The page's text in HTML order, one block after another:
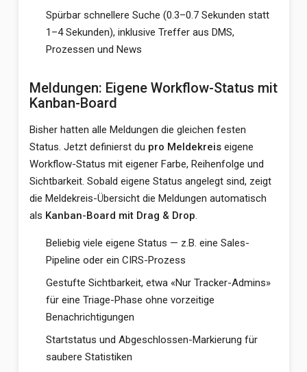
Spürbar schnellere Suche (0.3–0.7 Sekunden statt
1–4 Sekunden), inklusive Treffer aus DMS,
Prozessen und News
Meldungen: Eigene Workflow-Status mit
Kanban-Board
Bisher hatten alle Meldungen die gleichen festen
Status. Jetzt definierst du pro Meldekreiseigene
Workflow-Status mit eigener Farbe, Reihenfolge und
Sichtbarkeit. Sobald eigene Status angelegt sind, zeigt
die Meldekreis-Übersicht die Meldungen automatisch
als Kanban-Board mit Drag & Drop
Beliebig viele eigene Status — z.B. eine Sales-
Pipeline oder ein CIRS-Prozess
Gestufte Sichtbarkeit, etwa «Nur Tracker-Admins»
für eine Triage-Phase ohne vorzeitige
Benachrichtigungen
Startstatus und Abgeschlossen-Markierung für
saubere Statistiken